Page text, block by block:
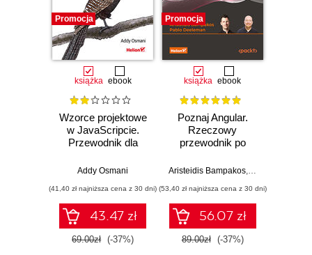
Promocja
książka ebook
Wzorce projektowe
w JavaScripcie.
Przewodnik dla
JavaScriptu i
Addy Osmani
(41,40 zł najniższa cena z 30 dni)
43.47 zł
69.00zł (-37%)
Promocja
książka ebook
Poznaj Angular.
Rzeczowy
przewodnik po
webowych z
frameworku
Angular 15.
Wydanie IV
Aristeidis Bampakos, Pablo
(53,40 zł najniższa cena z 30 dni)
56.07 zł
89.00zł (-37%)